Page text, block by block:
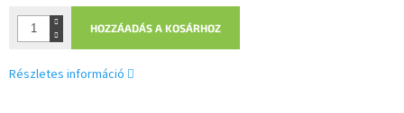
HOZZÁADÁS A KOSÁRHOZ
Részletes információ